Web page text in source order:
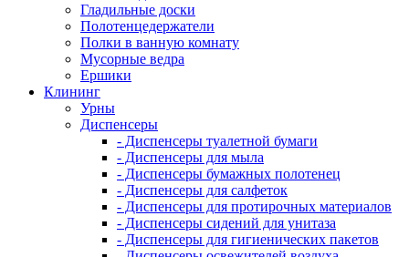
Гладильные доски
Полотенцедержатели
Полки в ванную комнату
Мусорные ведра
Ершики
Клининг
Урны
Диспенсеры
- Диспенсеры туалетной бумаги
- Диспенсеры для мыла
- Диспенсеры бумажных полотенец
- Диспенсеры для салфеток
- Диспенсеры для протирочных материалов
- Диспенсеры сидений для унитаза
- Диспенсеры для гигиенических пакетов